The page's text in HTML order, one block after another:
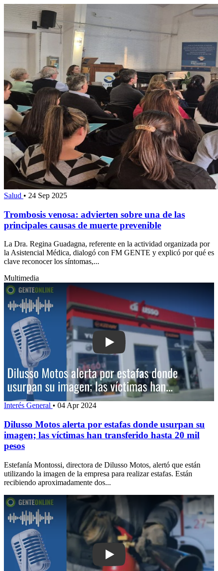
Salud • 24 Sep 2025
Trombosis venosa: advierten sobre una de las
principales causas de muerte prevenible
La Dra. Regina Guadagna, referente en la actividad organizada por
la Asistencial Médica, dialogó con FM GENTE y explicó por qué es
clave reconocer los síntomas,...
Multimedia
Play: Dilusso Motos alerta por
Interés General • 04 Apr 2024
Dilusso Motos alerta por estafas donde usurpan su
imagen; las víctimas han transferido hasta 20 mil
pesos
Estefanía Montossi, directora de Dilusso Motos, alertó que están
utilizando la imagen de la empresa para realizar estafas. Están
recibiendo aproximadamente dos...
Play: San Carlos: muestran